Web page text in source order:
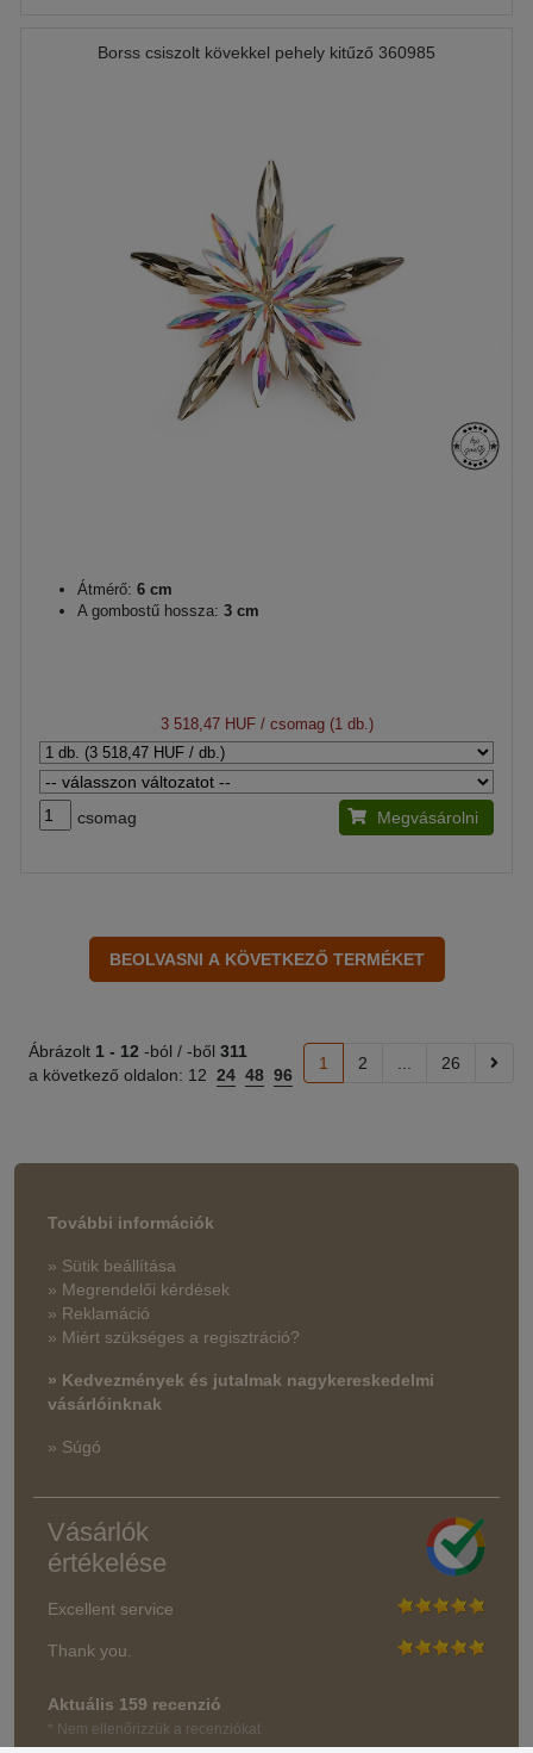
Borss csiszolt kövekkel pehely kitűző 360985
Átmérő: 6 cm
A gombostű hossza: 3 cm
3 518,47 HUF/ csomag (1 db.)
csomag Megvásárolni
Ábrázolt 1 - 12 -ból / -ből 311
a következő oldalon: 12 24 48 96
1 2 26
További információk
» Sütik beállítása
» Megrendelői kérdések
» Reklamáció
» Miért szükséges a regisztráció?
» Kedvezmények és jutalmak nagykereskedelmi
vásárlóinknak
» Súgó
Vásárlók
értékelése
Excellent service
Thank you.
Aktuális 159 recenzió
* Nem ellenőrizzük a recenziókat